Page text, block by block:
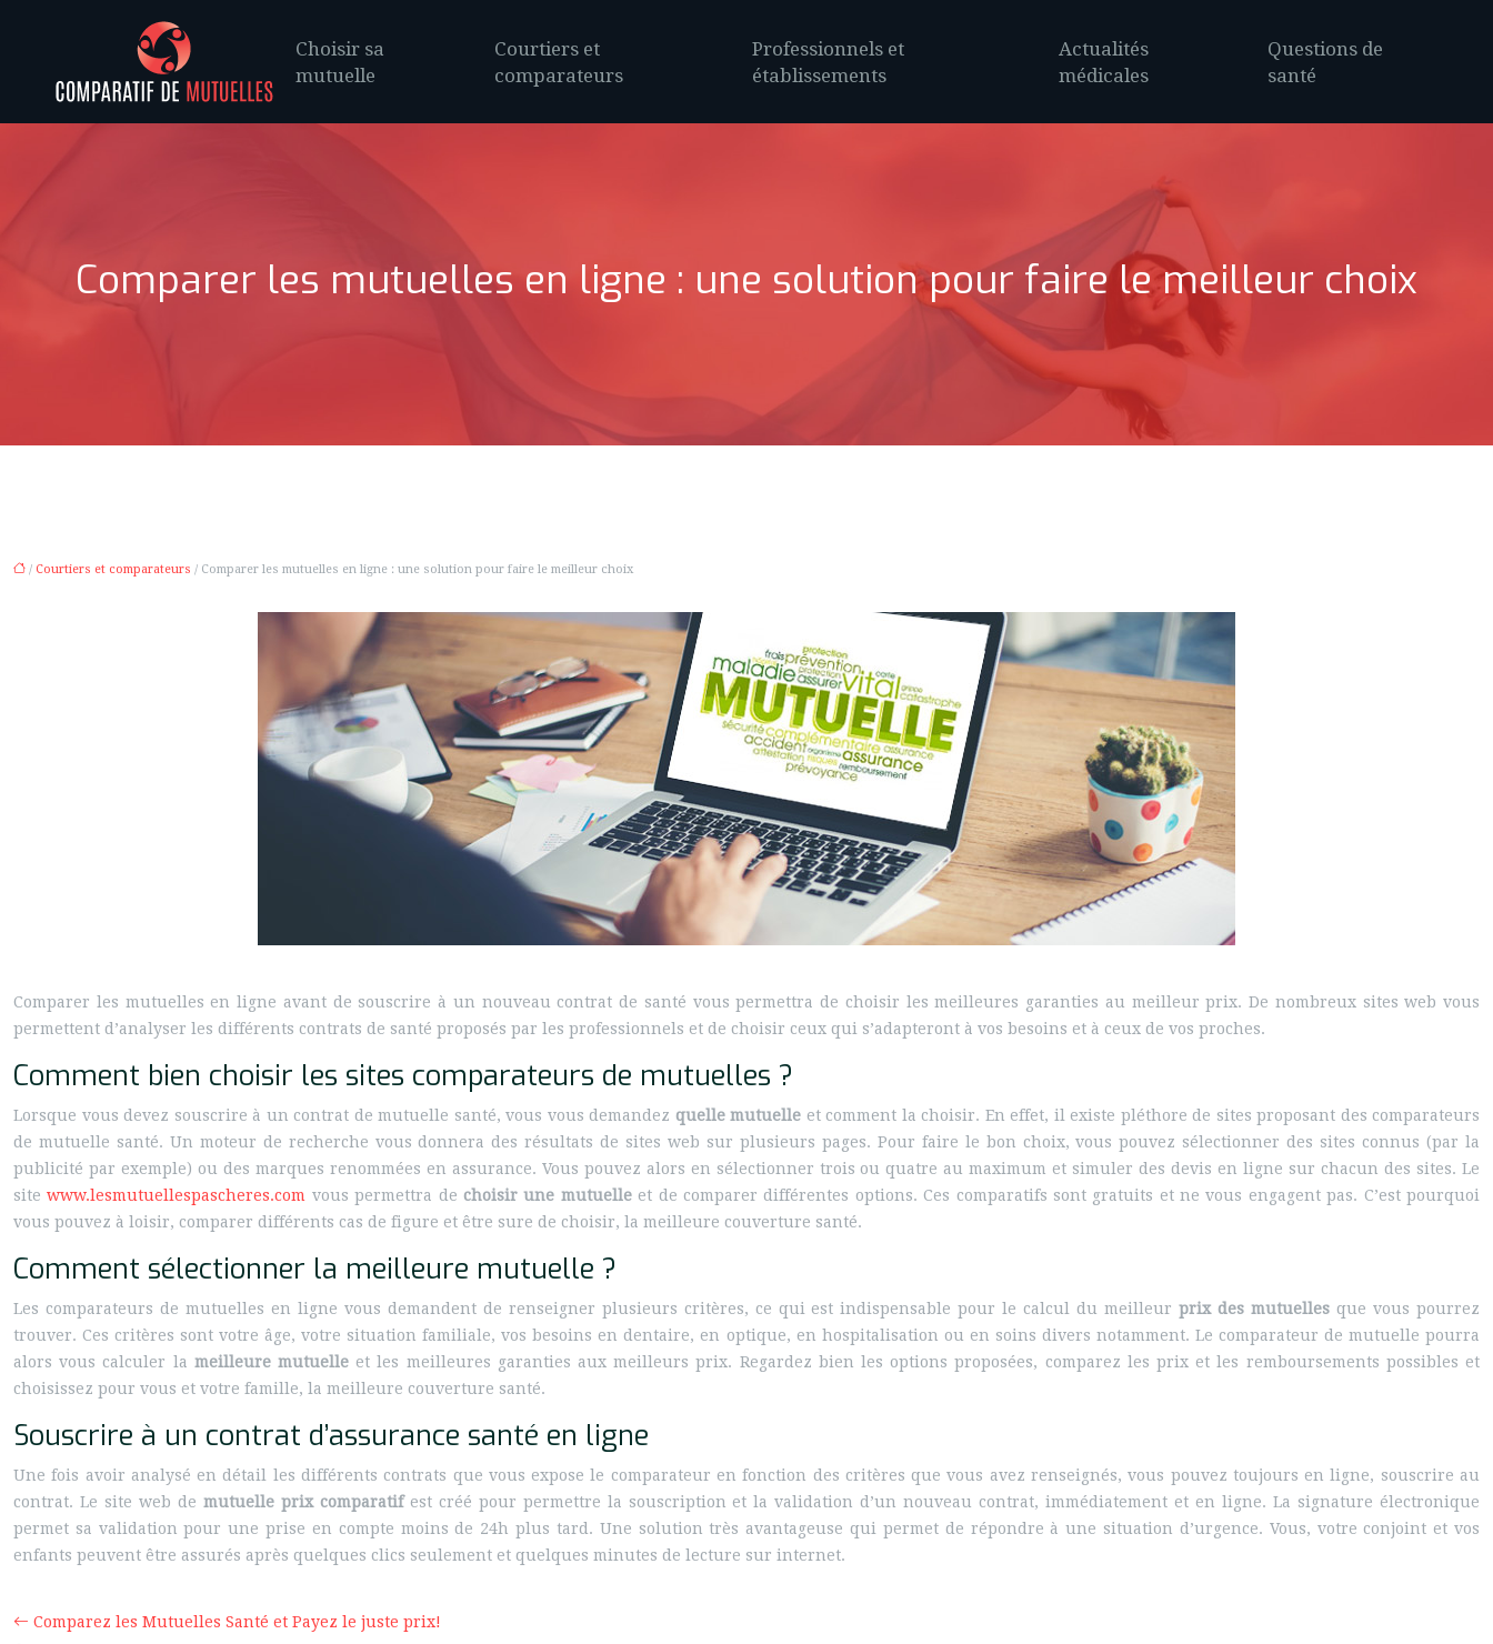
Choisir sa
mutuelle
Courtiers et
comparateurs
Professionnels et
établissements
Actualités
médicales
Questions de
santé
Comparer les mutuelles en ligne : une solution pour faire le meilleur choix
/ Courtiers et comparateurs / Comparer les mutuelles en ligne : une solution pour faire le meilleur choix
Comparer les mutuelles en ligne avant de souscrire à un nouveau contrat de santé vous permettra de choisir les meilleures garanties au meilleur prix. De nombreux sites web vous
permettent d’analyser les différents contrats de santé proposés par les professionnels et de choisir ceux qui s’adapteront à vos besoins et à ceux de vos proches.
Comment bien choisir les sites comparateurs de mutuelles ?
Lorsque vous devez souscrire à un contrat de mutuelle santé, vous vous demandez quelle mutuelle et comment la choisir. En effet, il existe pléthore de sites proposant des comparateurs
de mutuelle santé. Un moteur de recherche vous donnera des résultats de sites web sur plusieurs pages. Pour faire le bon choix, vous pouvez sélectionner des sites connus (par la
publicité par exemple) ou des marques renommées en assurance. Vous pouvez alors en sélectionner trois ou quatre au maximum et simuler des devis en ligne sur chacun des sites. Le
sitewww.lesmutuellespascheres.com vous permettra de choisir une mutuelleet de comparer différentes options. Ces comparatifs sont gratuits et ne vous engagent pas. C’est pourquoi
vous pouvez à loisir, comparer différents cas de figure et être sure de choisir, la meilleure couverture santé.
Comment sélectionner la meilleure mutuelle ?
Les comparateurs de mutuelles en ligne vous demandent de renseigner plusieurs critères, ce qui est indispensable pour le calcul du meilleurprix des mutuelles que vous pourrez
trouver. Ces critères sont votre âge, votre situation familiale, vos besoins en dentaire, en optique, en hospitalisation ou en soins divers notamment. Le comparateur de mutuelle pourra
alors vous calculer la meilleure mutuelle et les meilleures garanties aux meilleurs prix. Regardez bien les options proposées, comparez les prix et les remboursements possibles et
choisissez pour vous et votre famille, la meilleure couverture santé.
Souscrire à un contrat d’assurance santé en ligne
Une fois avoir analysé en détail les différents contrats que vous expose le comparateur en fonction des critères que vous avez renseignés, vous pouvez toujours en ligne, souscrire au
contrat. Le site web de mutuelle prix comparatifest créé pour permettre la souscription et la validation d’un nouveau contrat, immédiatement et en ligne. La signature électronique
permet sa validation pour une prise en compte moins de 24h plus tard. Une solution très avantageuse qui permet de répondre à une situation d’urgence. Vous, votre conjoint et vos
enfants peuvent être assurés après quelques clics seulement et quelques minutes de lecture sur internet.
Comparez les Mutuelles Santé et Payez le juste prix!